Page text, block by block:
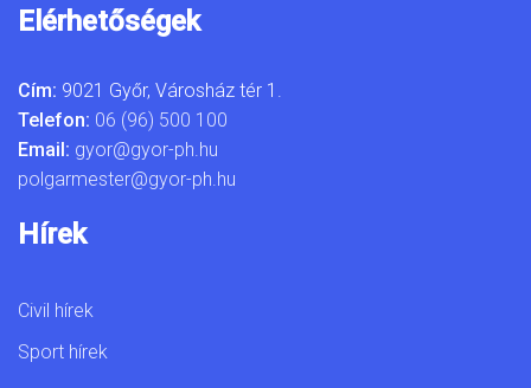
Elérhetőségek
Cím: 9021 Győr, Városház tér 1.
Telefon: 06 (96) 500 100
Email: gyor@gyor-ph.hu
polgarmester@gyor-ph.hu
Hírek
Civil hírek
Sport hírek